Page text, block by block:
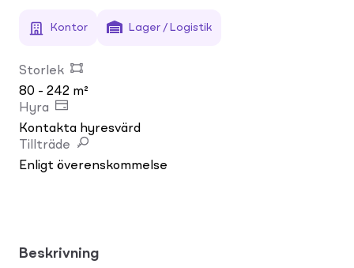
Kontor Lager / Logistik
Storlek
80 - 242 m²
Hyra
Kontakta hyresvärd
Tillträde
Enligt överenskommelse
Beskrivning